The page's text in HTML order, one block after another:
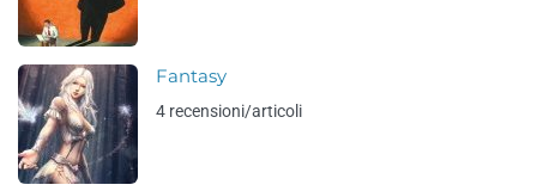
Fantasy
4 recensioni/articoli